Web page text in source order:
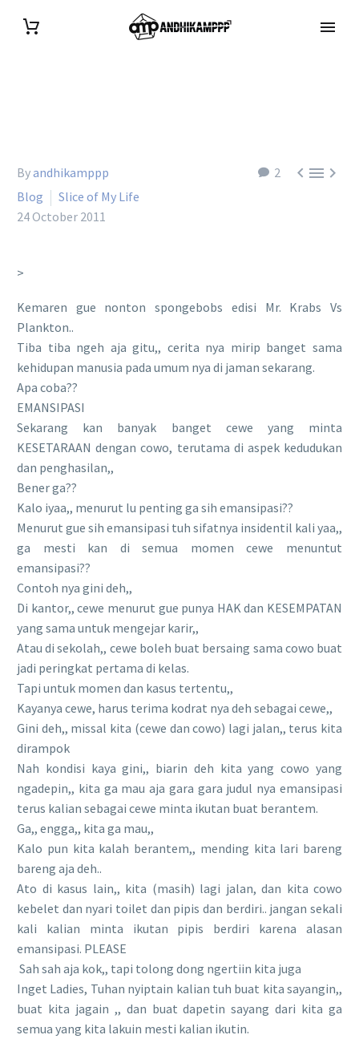
2 
Byandhikamppp
Blog
Slice of My Life
24 October 2011
>
Kemaren gue nonton spongebobs edisi Mr. Krabs Vs
Plankton..
Tiba tiba ngeh aja gitu,, cerita nya mirip banget sama
kehidupan manusia pada umum nya di jaman sekarang.
Apa coba??
EMANSIPASI
Sekarang kan banyak banget cewe yang minta
KESETARAAN dengan cowo, terutama di aspek kedudukan
dan penghasilan,,
Bener ga??
Kalo iyaa,, menurut lu penting ga sih emansipasi??
Menurut gue sih emansipasi tuh sifatnya insidentil kali yaa,,
ga mesti kan di semua momen cewe menuntut
emansipasi??
Contoh nya gini deh,,
Di kantor,, cewe menurut gue punya HAK dan KESEMPATAN
yang sama untuk mengejar karir,,
Atau di sekolah,, cewe boleh buat bersaing sama cowo buat
jadi peringkat pertama di kelas.
Tapi untuk momen dan kasus tertentu,,
Kayanya cewe, harus terima kodrat nya deh sebagai cewe,,
Gini deh,, missal kita (cewe dan cowo) lagi jalan,, terus kita
dirampok
Nah kondisi kaya gini,, biarin deh kita yang cowo yang
ngadepin,, kita ga mau aja gara gara judul nya emansipasi
terus kalian sebagai cewe minta ikutan buat berantem.
Ga,, engga,, kita ga mau,,
Kalo pun kita kalah berantem,, mending kita lari bareng
bareng aja deh..
Ato di kasus lain,, kita (masih) lagi jalan, dan kita cowo
kebelet dan nyari toilet dan pipis dan berdiri.. jangan sekali
kali kalian minta ikutan pipis berdiri karena alasan
emansipasi. PLEASE
Sah sah aja kok,, tapi tolong dong ngertiin kita juga
Inget Ladies, Tuhan nyiptain kalian tuh buat kita sayangin,,
buat kita jagain ,, dan buat dapetin sayang dari kita ga
semua yang kita lakuin mesti kalian ikutin.